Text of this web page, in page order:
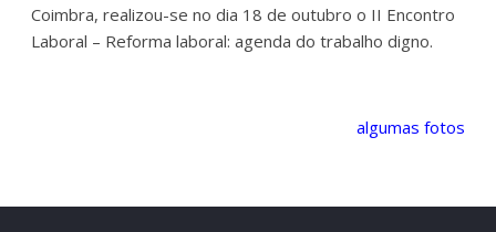
Coimbra, realizou-se no dia 18 de outubro o II Encontro
Laboral – Reforma laboral: agenda do trabalho digno.
algumas fotos